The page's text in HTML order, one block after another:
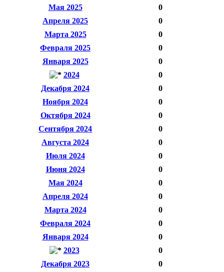
Мая 2025
0
Апреля 2025
0
Марта 2025
0
Февраля 2025
0
Января 2025
0
2024
0
Декабря 2024
0
Ноября 2024
0
Октября 2024
0
Сентября 2024
0
Августа 2024
0
Июля 2024
0
Июня 2024
0
Мая 2024
0
Апреля 2024
0
Марта 2024
0
Февраля 2024
0
Января 2024
0
2023
0
Декабря 2023
0